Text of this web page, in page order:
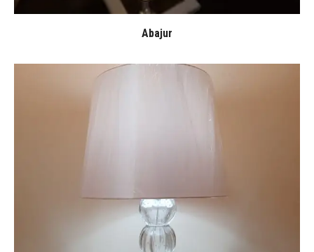
Abajur